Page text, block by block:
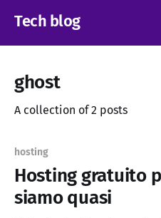
Tech blog
ghost
A collection of 2 posts
hosting
Hosting gratuito
siamo quasi